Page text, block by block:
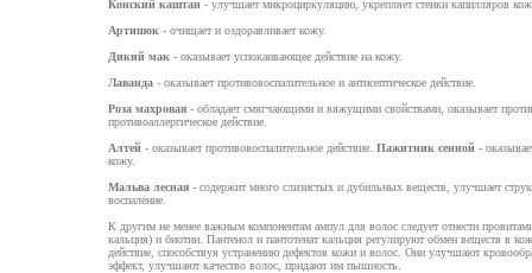
Конский каштан - улучшает микроциркуляцию, укрепляет стенки капилляров
Артишок - очищает и оздоравливает кожу.
Дикий мак - оказывает успокаивающее действие на кожу.
Лаванда - оказывает противовоспалительное и антисептическое действие.
Роза махровая - обладает смягчающими и вяжущими свойствами, оказывает
противоаллергическое действие.
Алтей - оказывает противовоспалительное действие. Пажитник сенной -
кожу.
Мальва лесная - содержит много слизистых и дубильных веществ, улучшает
воспаление.
К другим не менее важным компонентам ампул для волос следует отнести
кальция) и биотин. Пантенол и пантотенат кальция регулируют обмен веществ в
действие, способствуя устранению дефектов кожи и волос. Они улучшают
эффект, улучшают качество волос, придают им пышность.